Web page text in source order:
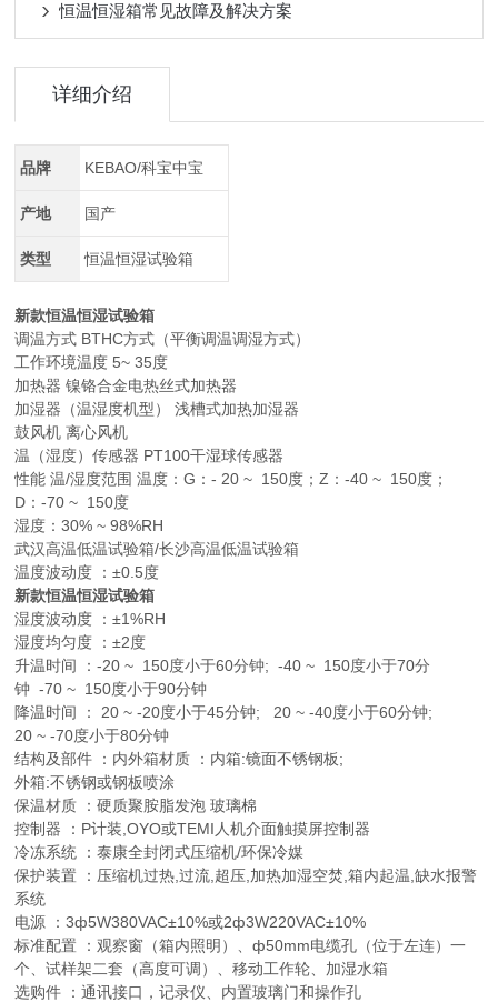
恒温恒湿箱常见故障及解决方案
详细介绍
品牌 KEBAO/科宝中宝
产地 国产
类型 恒温恒湿试验箱
新款恒温恒湿试验箱
调温方式 BTHC方式（平衡调温调湿方式）
工作环境温度 5~ 35度
加热器 镍铬合金电热丝式加热器
加湿器（温湿度机型） 浅槽式加热加湿器
鼓风机 离心风机
温（湿度）传感器 PT100干湿球传感器
性能 温/湿度范围 温度：G：- 20 ~ 150度；Z：-40 ~ 150度；
D：-70 ~ 150度
湿度：30% ~ 98%RH
武汉高温低温试验箱/长沙高温低温试验箱
温度波动度 ：±0.5度
新款恒温恒湿试验箱
湿度波动度 ：±1%RH
湿度均匀度 ：±2度
升温时间 ：-20 ~ 150度小于60分钟; -40 ~ 150度小于70分
钟 -70 ~ 150度小于90分钟
降温时间 ： 20 ~ -20度小于45分钟; 20 ~ -40度小于60分钟;
20 ~ -70度小于80分钟
结构及部件 ：内外箱材质 ：内箱:镜面不锈钢板;
外箱:不锈钢或钢板喷涂
保温材质 ：硬质聚胺脂发泡 玻璃棉
控制器 ：P计装,OYO或TEMI人机介面触摸屏控制器
冷冻系统 ：泰康全封闭式压缩机/环保冷媒
保护装置 ：压缩机过热,过流,超压,加热加湿空焚,箱内起温,缺水报警
系统
电源 ：3ф5W380VAC±10%或2ф3W220VAC±10%
标准配置 ：观察窗（箱内照明）、ф50mm电缆孔（位于左连）一
个、试样架二套（高度可调）、移动工作轮、加湿水箱
选购件 ：通讯接口，记录仪、内置玻璃门和操作孔